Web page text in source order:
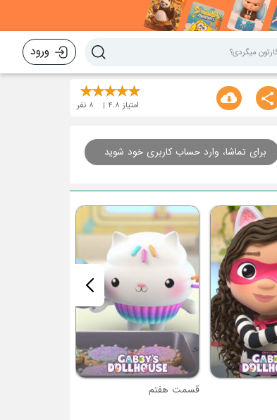
ورود
امتیاز 4.8
8 نفر
برای تماشا، وارد حساب کاربری خود شوید
قسمت هفتم